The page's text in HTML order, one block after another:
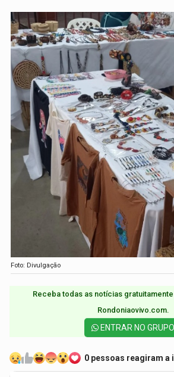
Foto: Divulgação
Receba todas as notícias
Rondoniaovivo.com.​
ENTRAR NO GRUPO
0 pessoas reagiram a